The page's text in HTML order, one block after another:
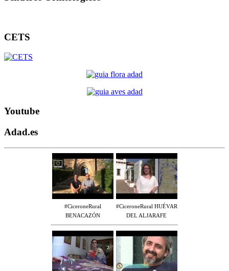
CETS
Youtube
Adad.es
#CiceroneRural
BENACAZÓN
#CiceroneRural HUÉVAR
DEL ALJARAFE